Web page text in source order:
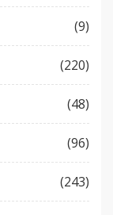
(9)
(220)
(48)
(96)
(243)